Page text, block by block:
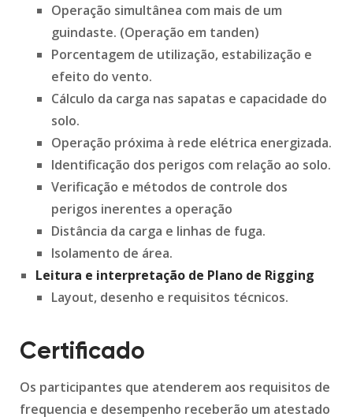
Operação simultânea com mais de um
guindaste. (Operação em tanden)
Porcentagem de utilização, estabilização e
efeito do vento.
Cálculo da carga nas sapatas e capacidade do
solo.
Operação próxima à rede elétrica energizada.
Identificação dos perigos com relação ao solo.
Verificação e métodos de controle dos
perigos inerentes a operação
Distância da carga e linhas de fuga.
Isolamento de área.
Leitura e interpretação de Plano de Rigging
Layout, desenho e requisitos técnicos.
Certificado
Os participantes que atenderem aos requisitos de
frequencia e desempenho receberão um atestado